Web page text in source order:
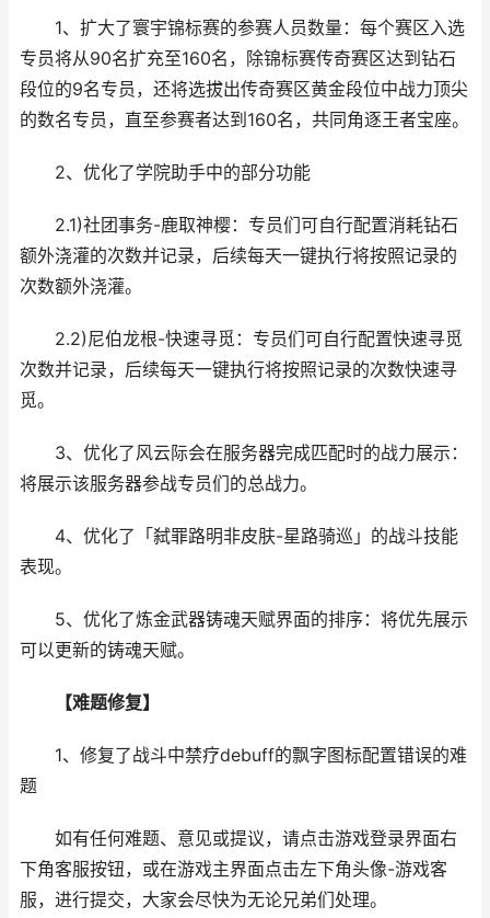
1、扩大了寰宇锦标赛的参赛人员数量：每个赛区入选
专员将从90名扩充至160名，除锦标赛传奇赛区达到钻石
段位的9名专员，还将选拔出传奇赛区黄金段位中战力顶尖
的数名专员，直至参赛者达到160名，共同角逐王者宝座。
2、优化了学院助手中的部分功能
2.1)社团事务-鹿取神樱：专员们可自行配置消耗钻石
额外浇灌的次数并记录，后续每天一键执行将按照记录的
次数额外浇灌。
2.2)尼伯龙根-快速寻觅：专员们可自行配置快速寻觅
次数并记录，后续每天一键执行将按照记录的次数快速寻
觅。
3、优化了风云际会在服务器完成匹配时的战力展示：
将展示该服务器参战专员们的总战力。
4、优化了「弑罪路明非皮肤-星路骑巡」的战斗技能
表现。
5、优化了炼金武器铸魂天赋界面的排序：将优先展示
可以更新的铸魂天赋。
【难题修复】
1、修复了战斗中禁疗debuff的飘字图标配置错误的难
题
如有任何难题、意见或提议，请点击游戏登录界面右
下角客服按钮，或在游戏主界面点击左下角头像-游戏客
服，进行提交，大家会尽快为无论兄弟们处理。